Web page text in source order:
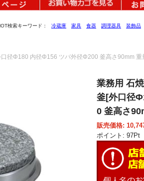
検索キーワード： 冷蔵庫 家具 食器 調理器具 装飾品
口径Φ180 内径Φ156 ツバ外径Φ200 釜高さ90mm 重
業務用 石
釜[外口径
0 釜高さ
販売価格:
ポイント: 97Pt